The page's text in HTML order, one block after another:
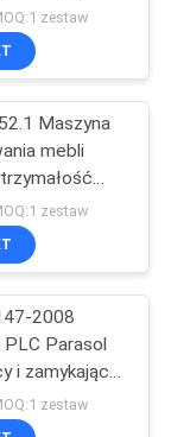
32
33
zestaw
Maszyna
mebli
tester Siła
zestaw
2008
Parasol
i zamykający
testowania
zestaw